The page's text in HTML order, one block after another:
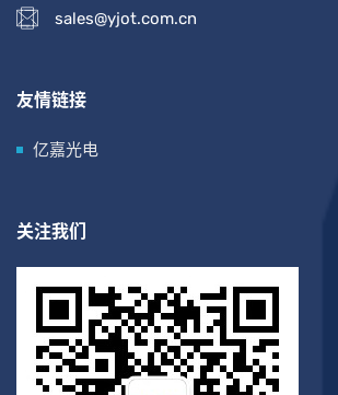
sales@yjot.com.cn
友情链接
亿嘉光电
关注我们